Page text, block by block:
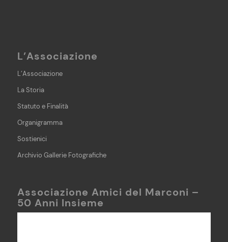
L’Associazione
L’Associazione
La Storia
Statuto e Finalità
Organigramma
Sostienici
Archivio Gallerie Fotografiche
Associazione Amici del Marconi –
50 Anni Insieme